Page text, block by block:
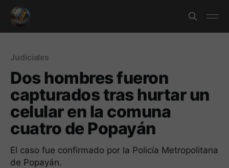
Judiciales
Dos hombres fueron
capturados tras hurtar un
celular en la comuna
cuatro de Popayán
El caso fue confirmado por la Policía Metropolitana
de Popayán.